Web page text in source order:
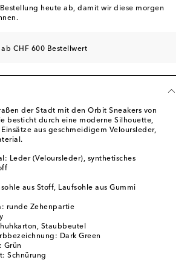
heute ab, damit wir diese morgen
CHF 600 Bestellwert
der Stadt mit den Orbit Sneakers von
besticht durch eine moderne Silhouette,
aus geschmeidigem Veloursleder,
Leder (Veloursleder), synthetisches
aus Stoff, Laufsohle aus Gummi
runde Zehenpartie
Staubbeutel
Dark Green
Grün
Schnürung